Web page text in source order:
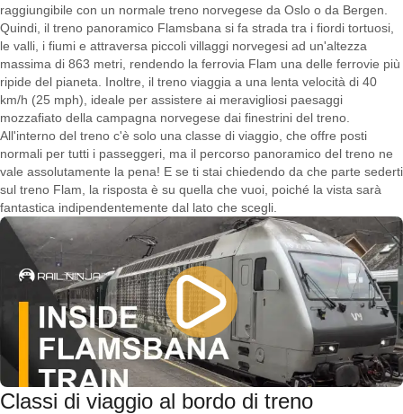
raggiungibile con un normale treno norvegese da Oslo o da Bergen.
Quindi, il treno panoramico Flamsbana si fa strada tra i fiordi tortuosi,
le valli, i fiumi e attraversa piccoli villaggi norvegesi ad un'altezza
massima di 863 metri, rendendo la ferrovia Flam una delle ferrovie più
ripide del pianeta. Inoltre, il treno viaggia a una lenta velocità di 40
km/h (25 mph), ideale per assistere ai meravigliosi paesaggi
mozzafiato della campagna norvegese dai finestrini del treno.
All'interno del treno c'è solo una classe di viaggio, che offre posti
normali per tutti i passeggeri, ma il percorso panoramico del treno ne
vale assolutamente la pena! E se ti stai chiedendo da che parte sederti
sul treno Flam, la risposta è su quella che vuoi, poiché la vista sarà
fantastica indipendentemente dal lato che scegli.
Classi di viaggio al bordo di treno